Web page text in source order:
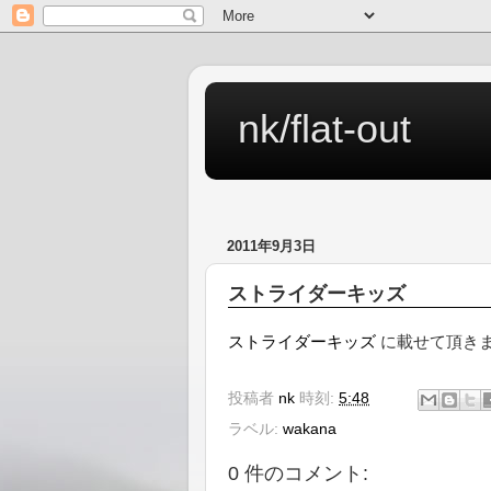
nk/flat-out
2011年9月3日
ストライダーキッズ
ストライダーキッズ に載せて頂き
投稿者 nk 時刻: 5:48
ラベル: wakana
0 件のコメント: